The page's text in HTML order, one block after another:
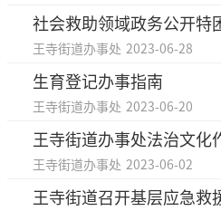
社会救助领域政务公开特
王寺街道办事处 2023-06-28
生育登记办事指南
王寺街道办事处 2023-06-20
王寺街道办事处法治文化
王寺街道办事处 2023-06-02
王寺街道召开基层应急救